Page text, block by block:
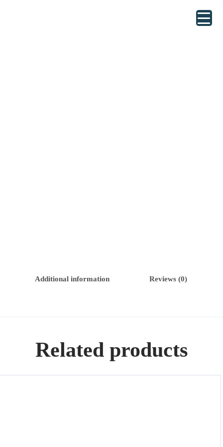
Additional information Reviews (0)
Related products